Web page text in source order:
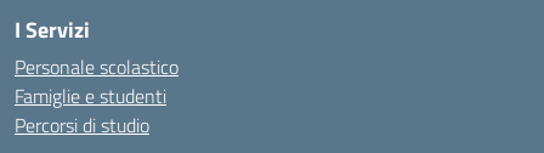
I Servizi
Personale scolastico
Famiglie e studenti
Percorsi di studio